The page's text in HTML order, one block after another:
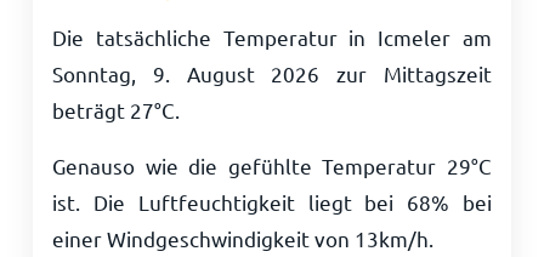
Die tatsächliche Temperatur in Icmeler am
Sonntag, 9. August 2026 zur Mittagszeit
beträgt 27°C
Genauso wie die gefühlte Temperatur 29°C
ist. Die Luftfeuchtigkeit liegt bei 68% bei
einer Windgeschwindigkeit von 13km/h